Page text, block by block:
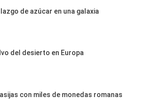
de azúcar en una galaxia
del desierto en Europa
con miles de monedas romanas